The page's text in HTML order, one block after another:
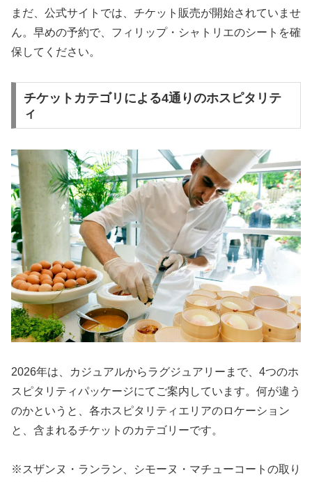
まだ、公式サイトでは、チケット販売が開始されていませ
ん。早めの予約で、フィリップ・シャトリエのシートを確
保してください。
チケットカテゴリによる4通りのホスピタリテ
ィ
2026年は、カジュアルからラグジュアリーまで、4つのホ
スピタリティパッケージにてご案内しています。何が違う
のかというと、各ホスピタリティエリアのロケーション
と、含まれるチケットのカテゴリーです。
※スザンヌ・ランラン、シモーヌ・マチューコートの取り